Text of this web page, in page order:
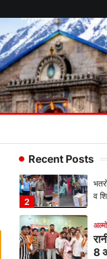
Recent Posts
2
व
3
8